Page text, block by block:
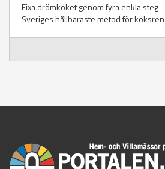
Fixa drömköket genom fyra enkla steg
Sveriges hållbaraste metod för